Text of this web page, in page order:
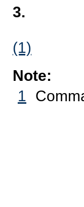
3.
(1)
Note:
1